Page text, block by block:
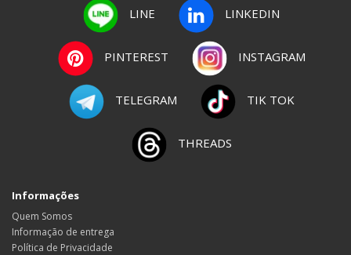
LINE LINKEDIN
PINTEREST INSTAGRAM
TELEGRAM TIK TOK
THREADS
Informações
Quem Somos
Informação de entrega
Política de Privacidade